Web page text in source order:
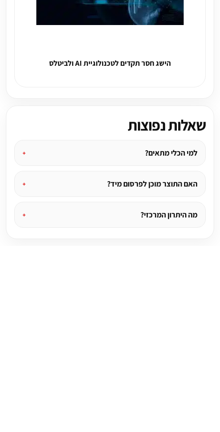
הישג חסר תקדים לטכנולוגיית AI ולביטלס
שאלות נפוצות
למי הכלי מתאים?
האם התוצר מוכן לפרסום מיד?
מה היתרון המרכזי?